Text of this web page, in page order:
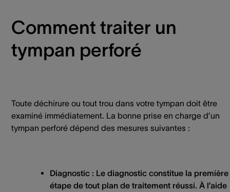
Comment traiter un
tympan perforé
Toute déchirure ou tout trou dans votre tympan doit être
examiné immédiatement. La bonne prise en charge d’un
tympan perforé dépend des mesures suivantes :
Diagnostic : Le diagnostic constitue la première
étape de tout plan de traitement réussi. À l’aide